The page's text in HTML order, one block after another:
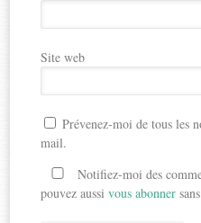
Site web
Prévenez-moi de tous les
mail.
Notifiez-moi des
pouvez aussivous abonner